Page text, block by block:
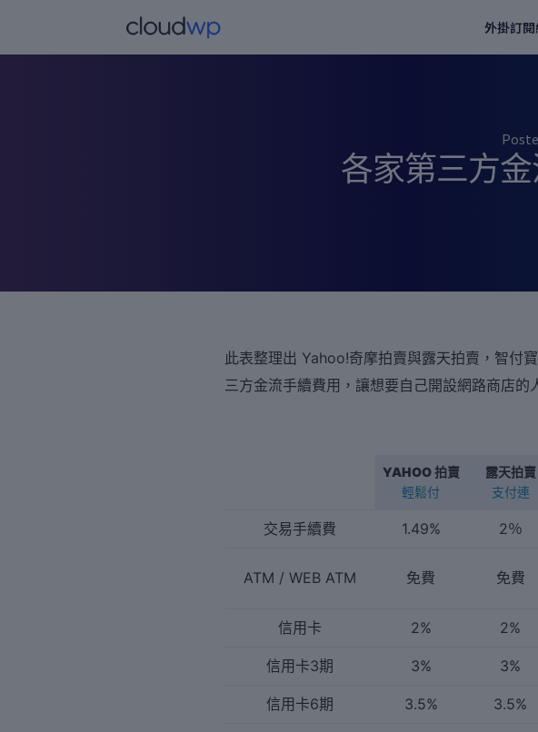
主
外掛訂閱
各家第三方
此表整理出 Yahoo!奇摩拍賣與露天拍賣，智付
三方金流手續費用，讓想要自己開設網路商店的
YAHOO 拍賣
輕鬆付
露天拍賣
支付連
交易手續費 1.49% 2％
ATM / WEB ATM 免費 免費
信用卡 2% 2%
信用卡3期 3% 3%
信用卡6期 3.5% 3.5%
文
章